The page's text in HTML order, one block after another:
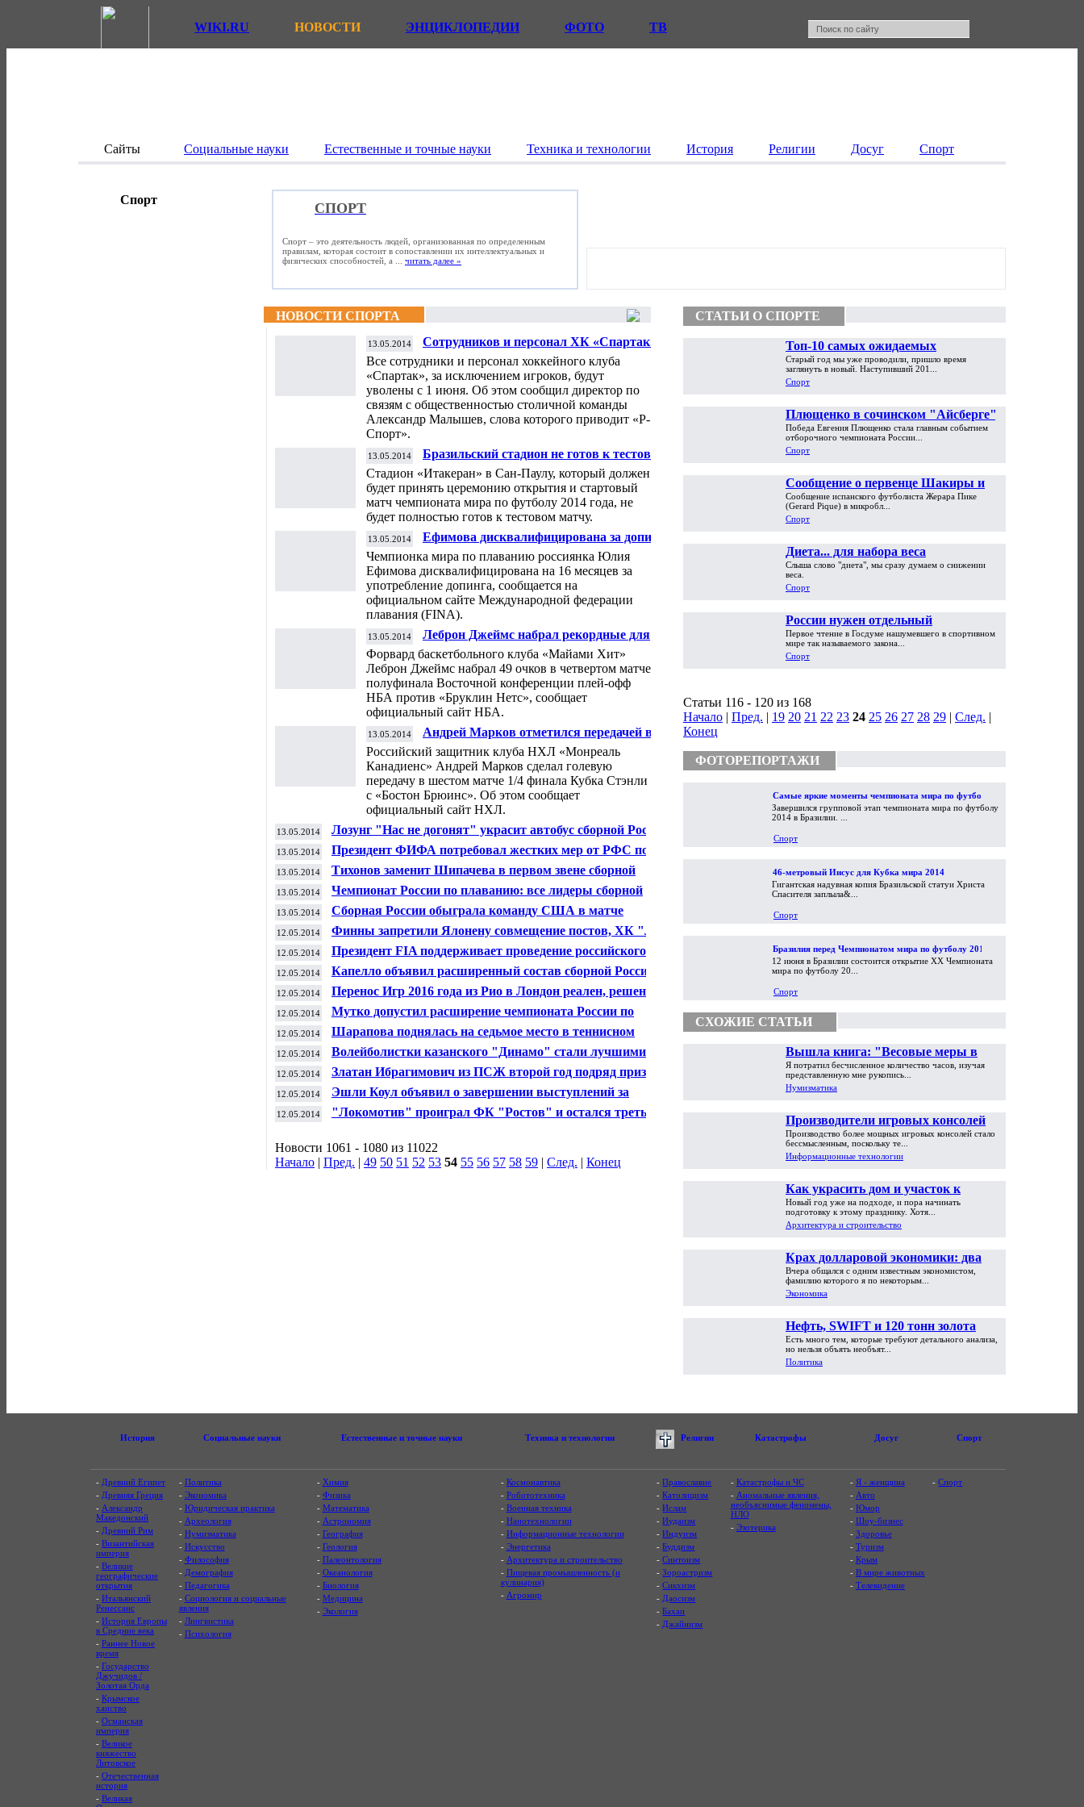
WIKI.RU НОВОСТИ ЭНЦИКЛОПЕДИИ ФОТО ТВ
Сайты Социальные науки Естественные и точные науки Техника и технологии История Религии Досуг Спорт
Спорт
СПОРТ
Спорт – это деятельность людей, организованная по определенным
правилам, которая состоит в сопоставлении их интеллектуальных и
физических способностей, а ... читать далее »
НОВОСТИ СПОРТА
13.05.2014
Сотрудников и персонал ХК «Спартак»
Все сотрудники и персонал хоккейного клуба
«Спартак», за исключением игроков, будут
уволены с 1 июня. Об этом сообщил директор по
связям с общественностью столичной команды
Александр Малышев, слова которого приводит «Р-
Спорт».
13.05.2014
Бразильский стадион не готов к тестовому
матчу перед ЧМ по футболу
Стадион «Итакеран» в Сан-Паулу, который должен
будет принять церемонию открытия и стартовый
матч чемпионата мира по футболу 2014 года, не
будет полностью готов к тестовом матчу.
13.05.2014
Ефимова дисквалифицирована за допинг
на 16 месяцев, но сможет поехать на
ЧМ-2015
Чемпионка мира по плаванию россиянка Юлия
Ефимова дисквалифицирована на 16 месяцев за
употребление допинга, сообщается на
официальном сайте Международной федерации
плавания (FINA).
13.05.2014
Леброн Джеймс набрал рекордные для
«Майами» 49 очков в матче плей-офф
Форвард баскетбольного клуба «Майами Хит»
Леброн Джеймс набрал 49 очков в четвертом матче
полуфинала Восточной конференции плей-офф
НБА против «Бруклин Нетс», сообщает
официальный сайт НБА.
13.05.2014
Андрей Марков отметился передачей в
матче Кубка Стэнли
Российский защитник клуба НХЛ «Монреаль
Канадиенс» Андрей Марков сделал голевую
передачу в шестом матче 1/4 финала Кубка Стэнли
с «Бостон Брюинс». Об этом сообщает
официальный сайт НХЛ.
13.05.2014
Лозунг "Нас не догонят" украсит автобус сборной России
по футболу на ЧМ-2014 в Бразилии
13.05.2014
Президент ФИФА потребовал жестких мер от РФС по
инциденту на матче "Зенит" - "Динамо"
13.05.2014
Тихонов заменит Шипачева в первом звене сборной
России по хоккею в матче с командой США
13.05.2014
Чемпионат России по плаванию: все лидеры сборной
выступят в "Олимпийском"
13.05.2014
Сборная России обыграла команду США в матче
чемпионата мира по хоккею
12.05.2014
Финны запретили Ялонену совмещение постов, ХК "Лев"
ищет нового тренера - клуб
12.05.2014
Президент FIA поддерживает проведение российского
этапа "Формулы-1"
12.05.2014
Капелло объявил расширенный состав сборной России на
ЧМ
12.05.2014
Перенос Игр 2016 года из Рио в Лондон реален, решение
будет после ЧМ по футболу
12.05.2014
Мутко допустил расширение чемпионата России по
футболу
12.05.2014
Шарапова поднялась на седьмое место в теннисном
рейтинге
12.05.2014
Волейболистки казанского "Динамо" стали лучшими на
чемпионате мира среди клубов
12.05.2014
Златан Ибрагимович из ПСЖ второй год подряд признан
лучшим футболистом сезона во Франции
12.05.2014
Эшли Коул объявил о завершении выступлений за
сборную Англии по футболу
12.05.2014
"Локомотив" проиграл ФК "Ростов" и остался третьим в
Новости 1061 - 1080 из 11022
Начало | Пред. | 49 50 51 52 53 54 55 56 57 58 59 | След. | Конец
СТАТЬИ О СПОРТЕ
Топ-10 самых ожидаемых
спортивных событий года
Старый год мы уже проводили, пришло время
заглянуть в новый. Наступивший 201...
Спорт
Плющенко в сочинском "Айсберге"
стал десятикратным чемпионом
России
Победа Евгения Плющенко стала главным событием
отборочного чемпионата России...
Спорт
Сообщение о первенце Шакиры и
футболиста Пике оказалось
розыгрышем
Сообщение испанского футболиста Жерара Пике
(Gerard Pique) в микробл...
Спорт
Диета... для набора веса
Слыша слово "диета", мы сразу думаем о снижении
веса.
Спорт
России нужен отдельный
футбольный закон
Первое чтение в Госдуме нашумевшего в спортивном
мире так называемого закона...
Спорт
Статьи 116 - 120 из 168
Начало | Пред. | 19 20 21 22 23 24 25 26 27 28 29 | След. |
Конец
ФОТОРЕПОРТАЖИ
Самые яркие моменты чемпионата мира по футболу
2014
Завершился групповой этап чемпионата мира по футболу
2014 в Бразилии. ...
Спорт
46-метровый Иисус для Кубка мира 2014
Гигантская надувная копия Бразильской статуи Христа
Спасителя заплыла&...
Спорт
Бразилия перед Чемпионатом мира по футболу 2014
12 июня в Бразилии состоится открытие XX Чемпионата
мира по футболу 20...
Спорт
СХОЖИЕ СТАТЬИ
Вышла книга: "Весовые меры в
торговой практике Античности и
Средневековья"
Я потратил бесчисленное количество часов, изучая
представленную мне рукопись...
Нумизматика
Производители игровых консолей
достигли предела возможностей
Производство более мощных игровых консолей стало
бессмысленным, поскольку те...
Информационные технологии
Как украсить дом и участок к
Новому году
Новый год уже на подходе, и пора начинать
подготовку к этому празднику. Хотя...
Архитектура и строительство
Крах долларовой экономики: два
пути обрушения
Вчера общался с одним известным экономистом,
фамилию которого я по некоторым...
Экономика
Нефть, SWIFT и 120 тонн золота
Есть много тем, которые требуют детального анализа,
но нельзя объять необъят...
Политика
История Социальные науки Естественные и точные науки Техника и технологии Религии Катастрофы Досуг Спорт
- Древний Египет
- Древняя Греция
- Александр
Македонский
- Древний Рим
- Византийская
империя
- Великие
географические
открытия
- Итальянский
Ренессанс
- История Европы
в Средние века
- Раннее Новое
время
- Государство
Джучидов /
Золотая Орда
- Крымское
ханство
- Османская
империя
- Великое
княжество
Литовское
- Отечественная
история
- Великая
- Политика
- Экономика
- Юридическая практика
- Археология
- Нумизматика
- Искусство
- Философия
- Демография
- Педагогика
- Социология и социальные
явления
- Лингвистика
- Психология
- Химия
- Физика
- Математика
- Астрономия
- География
- Геология
- Палеонтология
- Океанология
- Биология
- Медицина
- Экология
- Космонавтика
- Робототехника
- Военная техника
- Нанотехнологии
- Информационные технологии
- Энергетика
- Архитектура и строительство
- Пищевая промышленность (и
кулинария)
- Агромир
-Православие
-Католицизм
-Ислам
-Иудаизм
-Индуизм
-Буддизм
-Синтоизм
-Зороастризм
-Сикхизм
- Даосизм
-Бахаи
- Джайнизм
- Катастрофы и ЧС
- Аномальные явления,
необъяснимые феномены,
НЛО
- Эзотерика
- Я - женщина
- Авто
- Юмор
- Шоу-бизнес
- Здоровье
- Туризм
- Крым
- В мире животных
- Телевидение
-Спорт